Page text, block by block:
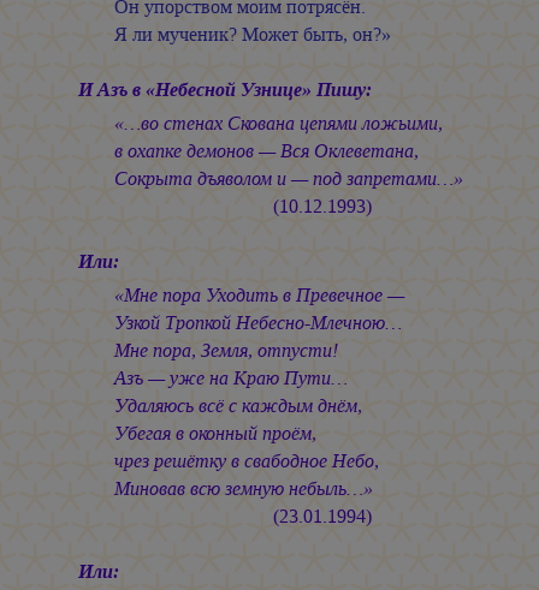
Он упорством моим потрясён.
Я ли мученик? Может быть, он?»
И Азъ в «Небесной Узнице» Пишу:
«…во стенах Скована цепями ложьими,
в охапке демонов — Вся Оклеветана,
Сокрыта дъяволом и — под запретами…»
(10.12.1993)
Или:
«Мне пора Уходить в Превечное —
Узкой Тропкой Небесно-Млечною…
Мне пора, Земля, отпусти!
Азъ — уже на Краю Пути…
Удаляюсь всё с каждым днём,
Убегая в оконный проём,
чрез решётку в свабодное Небо,
Миновав всю земную небыль…»
(23.01.1994)
Или: